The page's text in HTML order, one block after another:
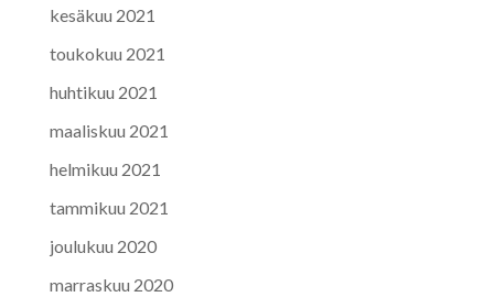
kesäkuu 2021
toukokuu 2021
huhtikuu 2021
maaliskuu 2021
helmikuu 2021
tammikuu 2021
joulukuu 2020
marraskuu 2020